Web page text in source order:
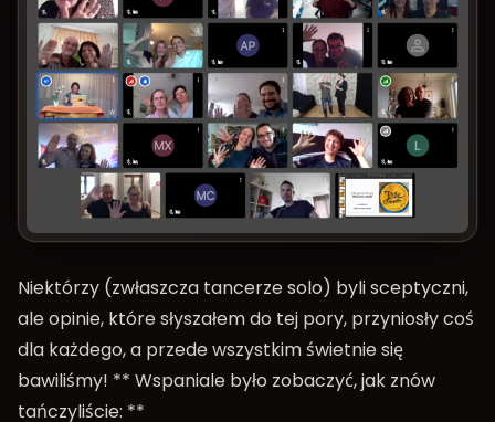
Niektórzy (zwłaszcza tancerze solo) byli sceptyczni,
ale opinie, które słyszałem do tej pory, przyniosły coś
dla każdego, a przede wszystkim świetnie się
bawiliśmy! ** Wspaniale było zobaczyć, jak znów
tańczyliście: **